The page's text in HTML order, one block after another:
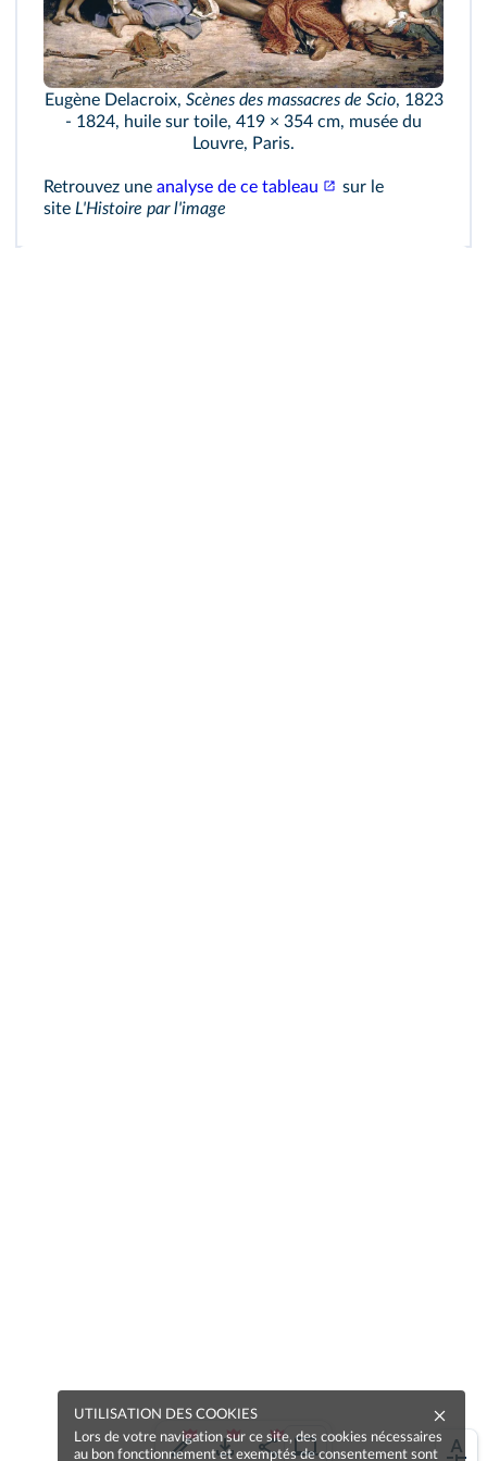
Eugène Delacroix, Scènes des massacres de Scio, 1823
- 1824, huile sur toile, 419 × 354 cm, musée du
Louvre, Paris.
Retrouvez une analyse de ce tableau
sur le
site L'Histoire par l'image
UTILISATION DES COOKIES
Lors de votre navigation sur ce site, des cookies nécessaires
au bon fonctionnement et exemptés de consentement sont